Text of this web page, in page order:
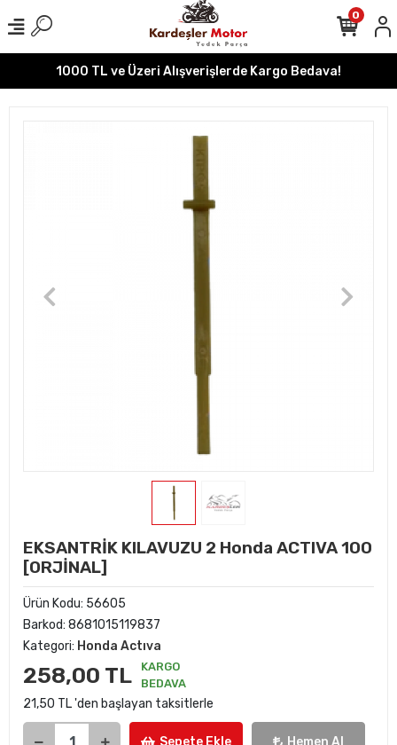
1000 TL ve Üzeri Alışverişlerde Kargo Bedava!
0
EKSANTRİK KILAVUZU 2 Honda ACTIVA 100
[ORJİNAL]
Ürün Kodu: 56605
Barkod: 8681015119837
Kategori: Honda Actıva
258,00 TL
KARGO
BEDAVA
21,50 TL 'den başlayan taksitlerle
Sepete Ekle Hemen Al